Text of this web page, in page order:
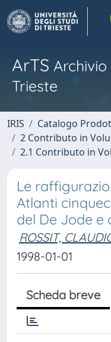
ArTS
Trieste
IRIS
Catalogo
2 Contributo in
2.1 Contributo in
Le
Atlanti
del De Jode e
ROSSIT,
1998-01-01
Scheda breve